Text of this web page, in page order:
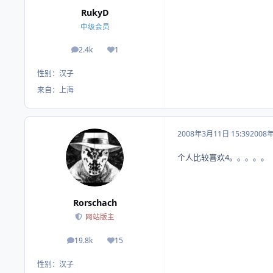
RukyD
中级会员
2.4k
帖子 1
荣誉积分
性别： 汉子
来自： 上海
Rorschach
网站版主
19.8k
帖子 15
荣誉积分
性别： 汉子
2008年3月11日 15:392008
个人比较喜欢4。。。。。